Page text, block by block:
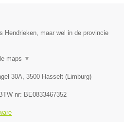
Hendrieken, maar wel in de provincie
maps ▼
30A, 3500 Hasselt (Limburg)
nr: BE0833467352